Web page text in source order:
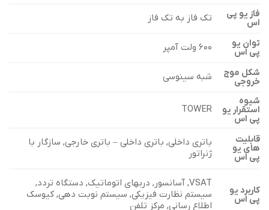
فاز یو پی
اس تک فاز به تک فاز
توان یو
پی اس ۶۰۰ ولت آمپر
شکل موج
خروجی شبه سینوسی
شیوه
استقرار یو
پی اس
TOWER
قابلیت
های یو
پی اس
باتری داخلی, باتری داخلی – باتری خارجی, سازگار با
ژنراتور
کاربرد یو
پی اس
VSAT, آسانسور, دربهای اتوماتیک, دستگاه تردد,
سیستم نظارت فیزیکی, سیستم نوبت دهی, کیوسک
اطلاع رسانی, مرکز تلفن